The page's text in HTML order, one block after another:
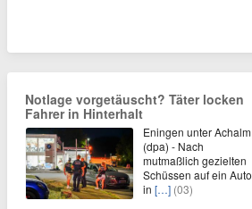
Notlage vorgetäuscht? Täter locken
Fahrer in Hinterhalt
Eningen unter Achalm
(dpa) - Nach
mutmaßlich gezielten
Schüssen auf ein Auto
in […] (03)